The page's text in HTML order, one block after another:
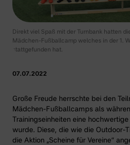
Direkt viel Spaß mit der Turnbank hatten
Mädchen-Fußballcamp welches in der 1.
stattgefunden hat.
07.07.2022
Große Freude herrschte bei den
Mädchen-Fußballcamps als
Trainingseinheiten eine
wurde. Diese, die wie die Outdoor-
die Aktion „Scheine für Vereine“